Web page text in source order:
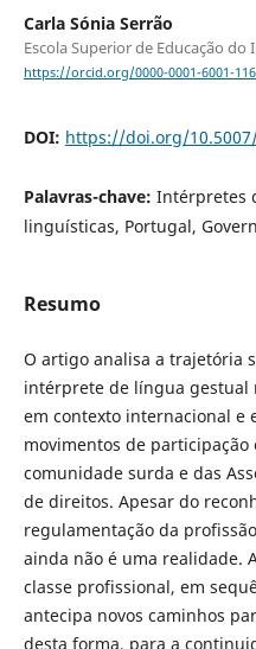
Carla Sónia Serrão
Escola Superior de Educação
https://orcid.org/0000-0001-6001-
DOI: https://doi.org/
Palavras-chave: Intérpretes
linguísticas, Portugal,
Resumo
O artigo analisa a trajetória
intérprete de língua gestual
em contexto internacional e
movimentos de
comunidade surda e das
de direitos. Apesar do
regulamentação da
ainda não é uma realidade.
classe profissional, em
antecipa novos caminhos
desta forma, para a